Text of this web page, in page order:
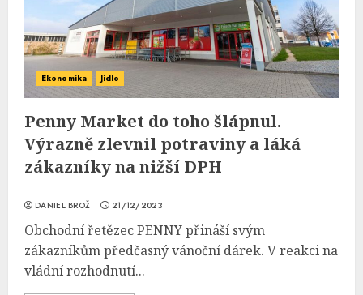
Ekonomika Jídlo
Penny Market do toho šlápnul.
Výrazně zlevnil potraviny a láká
zákazníky na nižší DPH
DANIEL BROŽ 21/12/2023
Obchodní řetězec PENNY přináší svým
zákazníkům předčasný vánoční dárek. V reakci na
vládní rozhodnutí...